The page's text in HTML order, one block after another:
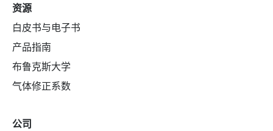
资源
白皮书与电子书
产品指南
布鲁克斯大学
气体修正系数
公司